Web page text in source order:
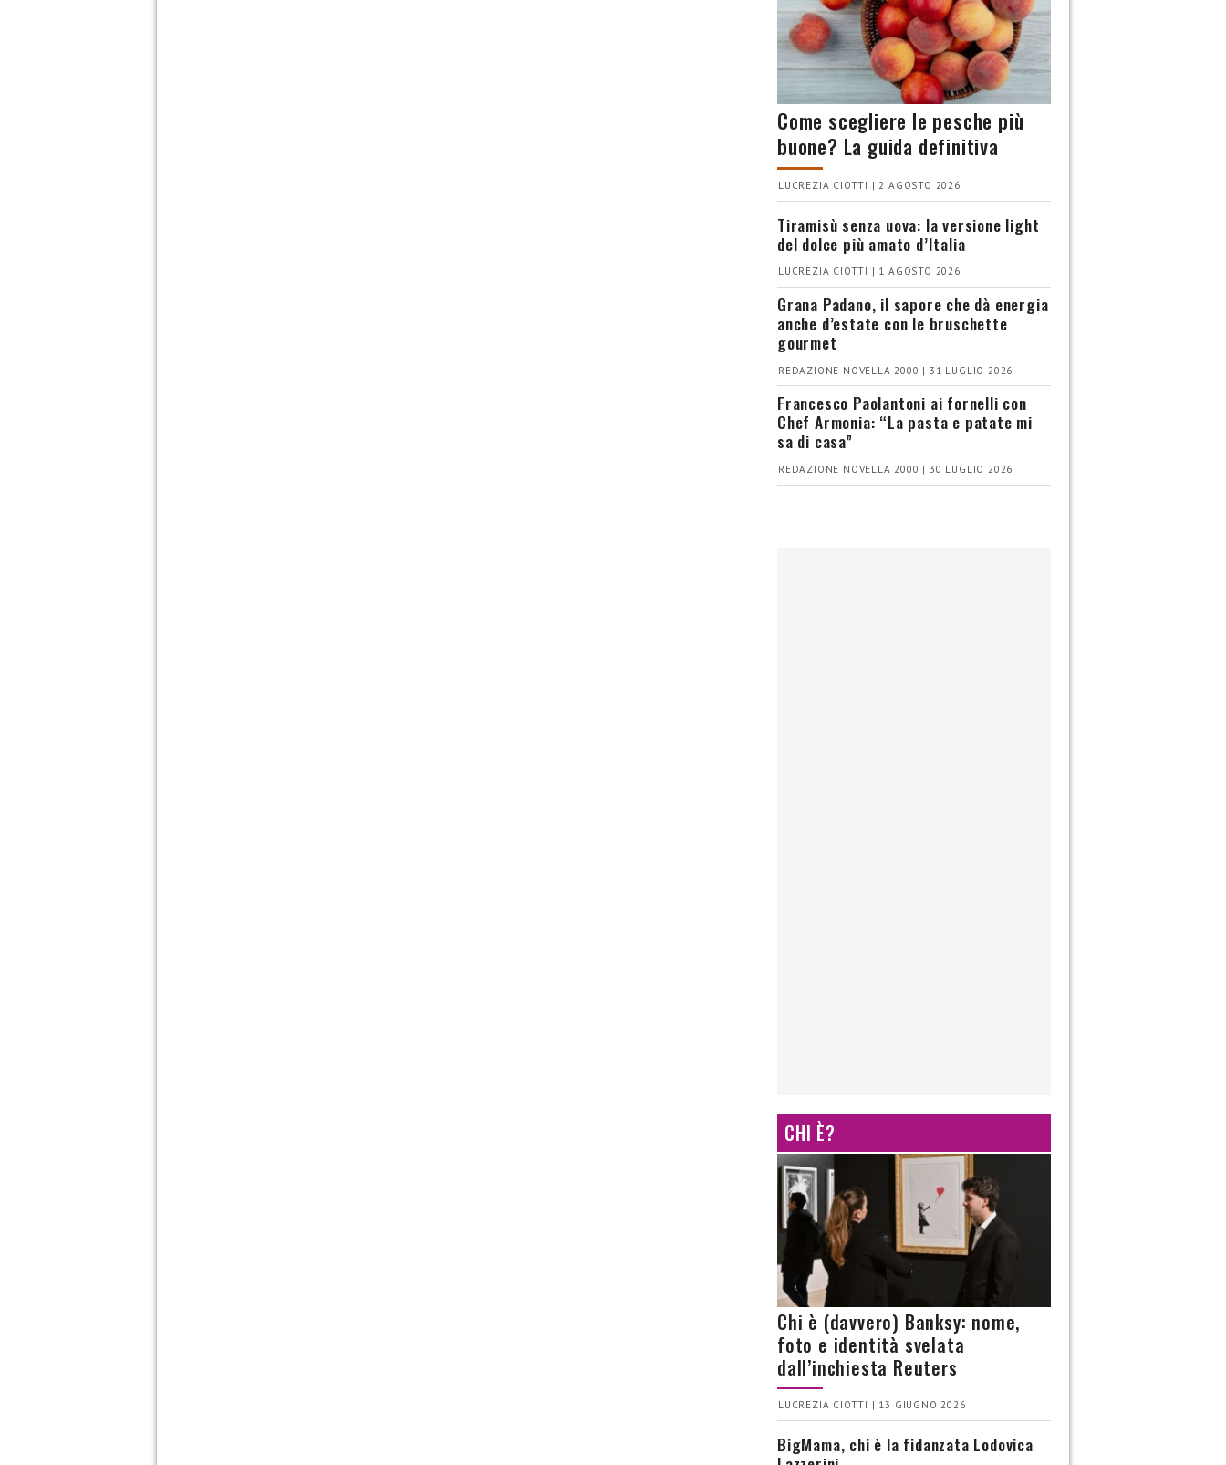
Come scegliere le pesche più
buone? La guida definitiva
LUCREZIA CIOTTI | 2 AGOSTO 2026
Tiramisù senza uova: la versione light
del dolce più amato d’Italia
LUCREZIA CIOTTI | 1 AGOSTO 2026
Grana Padano, il sapore che dà energia
anche d’estate con le bruschette
gourmet
REDAZIONE NOVELLA 2000 | 31 LUGLIO 2026
Francesco Paolantoni ai fornelli con
Chef Armonia: “La pasta e patate mi
sa di casa”
REDAZIONE NOVELLA 2000 | 30 LUGLIO 2026
CHI È?
Chi è (davvero) Banksy: nome,
foto e identità svelata
dall’inchiesta Reuters
LUCREZIA CIOTTI | 13 GIUGNO 2026
BigMama, chi è la fidanzata Lodovica